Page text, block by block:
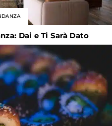
Dai e Ti Sarà Dato